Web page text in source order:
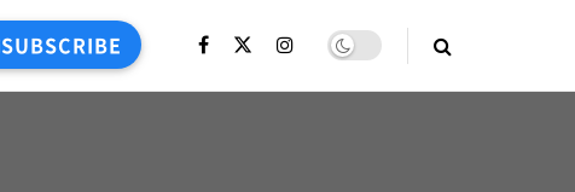
SUBSCRIBE